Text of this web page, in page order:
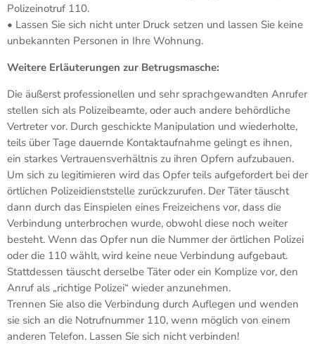
Polizeinotruf 110.
• Lassen Sie sich nicht unter Druck setzen und lassen Sie keine
unbekannten Personen in Ihre Wohnung.
Weitere Erläuterungen zur Betrugsmasche:
Die äußerst professionellen und sehr sprachgewandten Anrufer
stellen sich als Polizeibeamte, oder auch andere behördliche
Vertreter vor. Durch geschickte Manipulation und wiederholte,
teils über Tage dauernde Kontaktaufnahme gelingt es ihnen,
ein starkes Vertrauensverhältnis zu ihren Opfern aufzubauen.
Um sich zu legitimieren wird das Opfer teils aufgefordert bei der
örtlichen Polizeidienststelle zurückzurufen. Der Täter täuscht
dann durch das Einspielen eines Freizeichens vor, dass die
Verbindung unterbrochen wurde, obwohl diese noch weiter
besteht. Wenn das Opfer nun die Nummer der örtlichen Polizei
oder die 110 wählt, wird keine neue Verbindung aufgebaut.
Stattdessen täuscht derselbe Täter oder ein Komplize vor, den
Anruf als „richtige Polizei“ wieder anzunehmen.
Trennen Sie also die Verbindung durch Auflegen und wenden
sie sich an die Notrufnummer 110, wenn möglich von einem
anderen Telefon. Lassen Sie sich nicht verbinden!